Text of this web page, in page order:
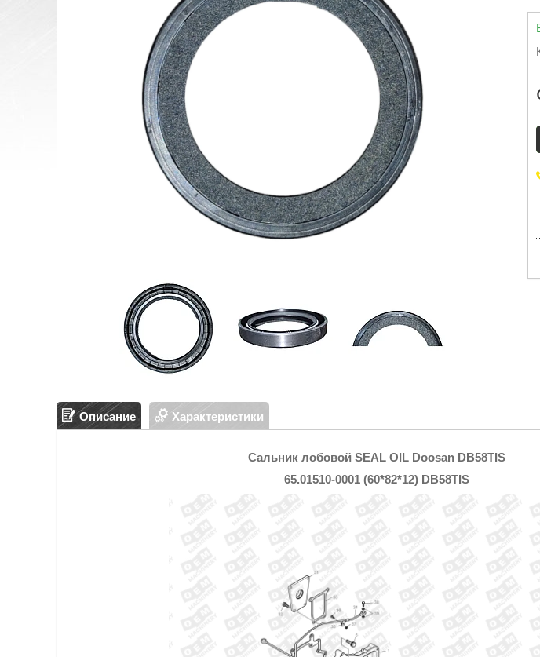
Описание Характеристики
Сальник лобовой SEAL OIL Doosan DB58TIS
65.01510-0001 (60*82*12) DB58TIS